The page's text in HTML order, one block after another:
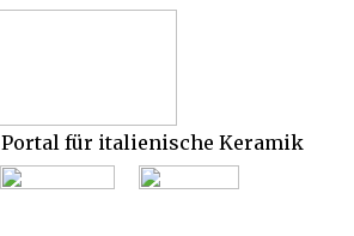
für italienische Keramik